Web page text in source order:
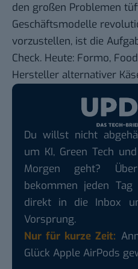
den großen Problemen
Geschäftsmodelle
vorzustellen, ist die
Check. Heute: Formo,
Hersteller alternativer
Du willst nicht
um KI, Green Tech
Morgen geht?
bekommen jeden
direkt in die Inbox
Vorsprung.
Nur für kurze Zeit:
Glück Apple AirPods